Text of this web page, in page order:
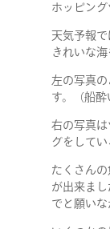
ホッピング
天気予報
きれいな
左の写真
す。（船酔
右の写真
グをしてい
たくさん
が出来ま
でと願いな